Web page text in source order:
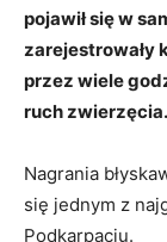
pojawił się w
zarejestrowały
przez wiele
ruch zwierzęcia.
Nagrania
się jednym z
Podkarpaciu.